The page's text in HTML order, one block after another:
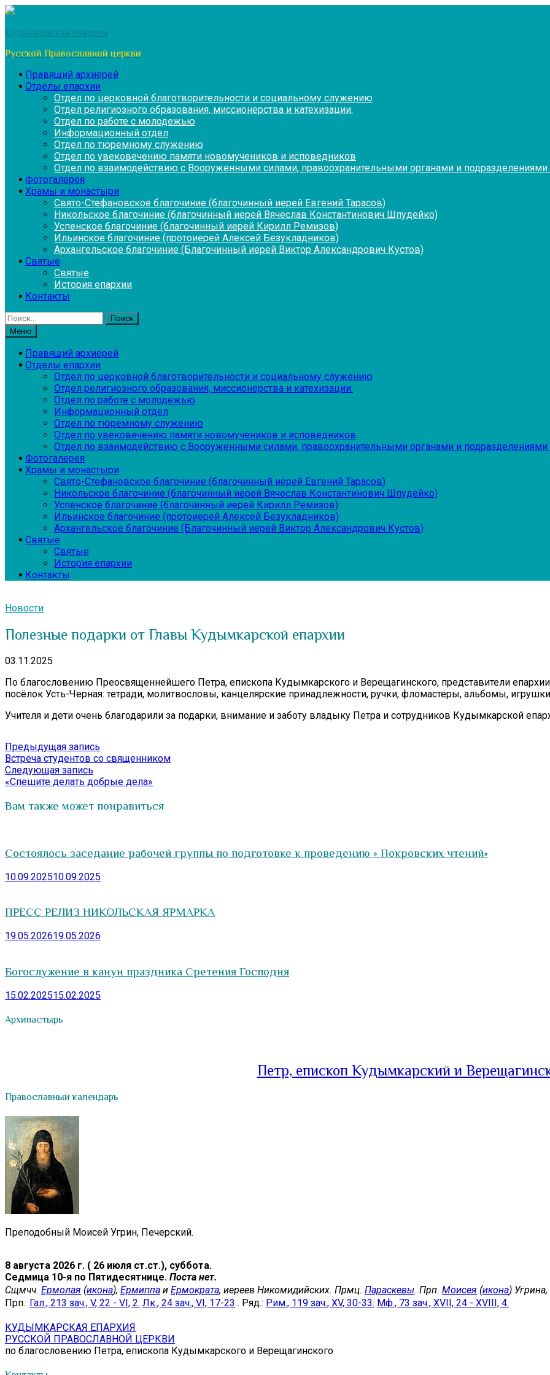
Перейти
содержимому
Кудымкарская епархия
Русской Православной церкви
Правящий архиерей
Отделы епархии
Отдел по церковной благотворительности и социальному служению
Отдел религиозного образования, миссионерства и катехизации:
Отдел по работе с молодежью
Информационный отдел
Отдел по тюремному служению
Отдел по увековечению памяти новомучеников и исповедников
Отдел по взаимодействию с Вооруженными силами, правоохранительными органами и
Фотогалерея
Храмы и монастыри
Свято-Стефановское благочиние (благочинный иерей Евгений Тарасов)
Никольское благочиние (благочинный иерей Вячеслав Константинович Шпудейко)
Успенское благочиние (благочинный иерей Кирилл Ремизов)
Ильинское благочиние (протоиерей Алексей Безукладников)
Архангельское благочиние (Благочинный иерей Виктор Александрович Кустов)
Святые
Святые
История епархии
Контакты
Найти:
Меню
Правящий архиерей
Отделы епархии
Отдел по церковной благотворительности и социальному служению
Отдел религиозного образования, миссионерства и катехизации:
Отдел по работе с молодежью
Информационный отдел
Отдел по тюремному служению
Отдел по увековечению памяти новомучеников и исповедников
Отдел по взаимодействию с Вооруженными силами, правоохранительными органами и
Фотогалерея
Храмы и монастыри
Свято-Стефановское благочиние (благочинный иерей Евгений Тарасов)
Никольское благочиние (благочинный иерей Вячеслав Константинович Шпудейко)
Успенское благочиние (благочинный иерей Кирилл Ремизов)
Ильинское благочиние (протоиерей Алексей Безукладников)
Архангельское благочиние (Благочинный иерей Виктор Александрович Кустов)
Святые
Святые
История епархии
Контакты
Новости
Полезные подарки от Главы Кудымкарской епархии
03.11.2025
По благословению Преосвященнейшего Петра, епископа Кудымкарского и Верещагинского, представители
посёлок Усть-Черная: тетради, молитвословы, канцелярские принадлежности, ручки, фломастеры, альбомы,
Учителя и дети очень благодарили за подарки, внимание и заботу владыку Петра и сотрудников Кудымкарской
Навигация
по
записям
Предыдущая запись
запись:
Встреча студентов со священником
Следующая запись
запись:
«Спешите делать добрые дела»
Вам также может понравиться
Состоялось заседание рабочей группы по подготовке к проведению » Покровских чтений»
10.09.202510.09.2025
ПРЕСС РЕЛИЗ НИКОЛЬСКАЯ ЯРМАРКА
19.05.202619.05.2026
Богослужение в канун праздника Сретения Господня
15.02.202515.02.2025
Архипастырь
Петр, епископ Кудымкарский и
Православный календарь
Преподобный Моисей Угрин, Печерский.
8 августа 2026 г. ( 26 июля ст.ст.), суббота.
Седмица 10-я по Пятидесятнице. Поста нет.
Сщмчч. Ермолая (икона), Ермиппа и Ермократа, иереев Никомидийских. Прмц. Параскевы. Прп. Моисея (икона)
Прп.: Гал., 213 зач., V, 22 - VI, 2. Лк., 24 зач., VI, 17-23 . Ряд.: Рим., 119 зач., XV, 30-33. Мф., 73 зач., XVII, 24 - XVIII, 4.
КУДЫМКАРСКАЯ ЕПАРХИЯ
РУССКОЙ ПРАВОСЛАВНОЙ ЦЕРКВИ
по благословению Петра, епископа Кудымкарского и Верещагинского